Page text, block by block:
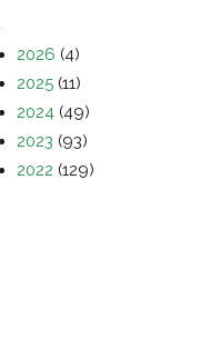
2026 (4)
2025 (11)
2024 (49)
2023 (93)
2022 (129)